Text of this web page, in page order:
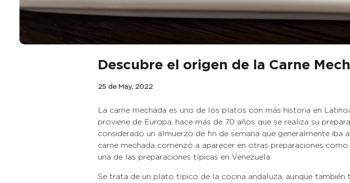
Descubre el origen de la Carne
25 de May, 2022
La carne mechada es uno de los platos con más historia en
proviene de Europa, hace más de 70 años que se realiza su
considerado un almuerzo de fin de semana que generalmente
carne mechada comenzó a aparecer en otras preparaciones
una de las preparaciones típicas en Venezuela.
Se trata de un plato típico de la cocina andaluza, aunque también